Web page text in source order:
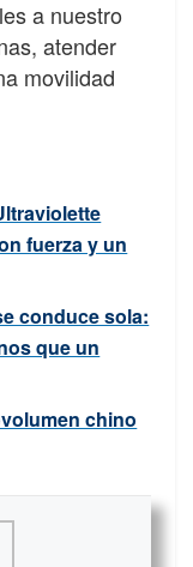
a nuestro
atender
movilidad
fuerza y un
conduce sola:
que un
chino